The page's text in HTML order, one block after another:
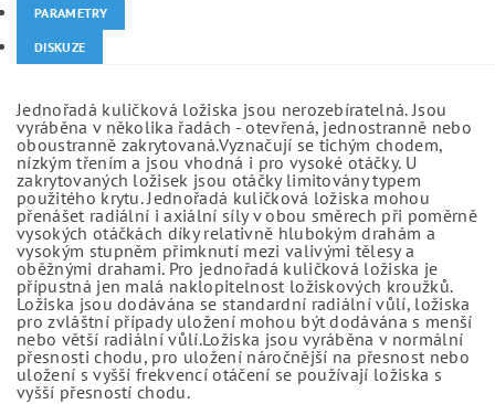
PARAMETRY
DISKUZE
Jednořadá kuličková ložiska jsou nerozebíratelná. Jsou
vyráběna v několika řadách - otevřená, jednostranně nebo
oboustranně zakrytovaná.Vyznačují se tichým chodem,
nízkým třením a jsou vhodná i pro vysoké otáčky. U
zakrytovaných ložisek jsou otáčky limitovány typem
použitého krytu. Jednořadá kuličková ložiska mohou
přenášet radiální i axiální síly v obou směrech při poměrně
vysokých otáčkách díky relativně hlubokým drahám a
vysokým stupněm přimknutí mezi valivými tělesy a
oběžnými drahami. Pro jednořadá kuličková ložiska je
přípustná jen malá naklopitelnost ložiskových kroužků.
Ložiska jsou dodávána se standardní radiální vůlí, ložiska
pro zvláštní případy uložení mohou být dodávána s menší
nebo větší radiální vůlí.Ložiska jsou vyráběna v normální
přesnosti chodu, pro uložení náročnější na přesnost nebo
uložení s vyšší frekvencí otáčení se používají ložiska s
vyšší přesností chodu.